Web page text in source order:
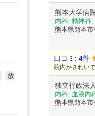
放
熊本大学病
内科, 精神科
熊本県熊本
口コミ: 4件
院内がきれい
独立行政法
内科, 血液内
熊本県熊本